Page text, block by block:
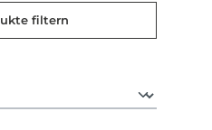
filtern